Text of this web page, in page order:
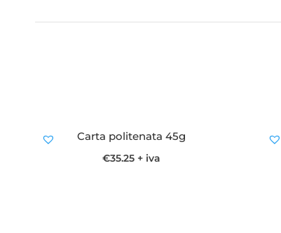
Carta politenata 45g
€35.25 + iva